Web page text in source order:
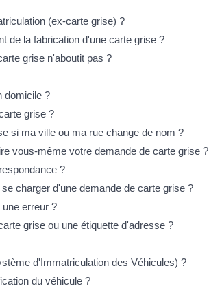
(ex-carte grise) ?
de la fabrication d'une carte grise ?
grise n'aboutit pas ?
domicile ?
grise ?
si ma ville ou ma rue change de nom ?
vous-même votre demande de carte grise ?
?
charger d'une demande de carte grise ?
erreur ?
grise ou une étiquette d'adresse ?
d'Immatriculation des Véhicules) ?
du véhicule ?